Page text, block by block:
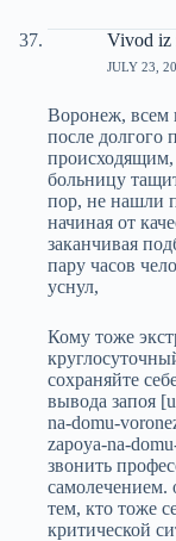
Vivod iz
JULY 23,
Воронеж, всем
после долгого
больницу
пор, не нашли
начиная от
заканчивая
пару часов
уснул,
Кому тоже
сохраняйте
вывода запоя
na-domu-
zapoya-na-
звонить
самолечением.
тем, кто тоже
критической